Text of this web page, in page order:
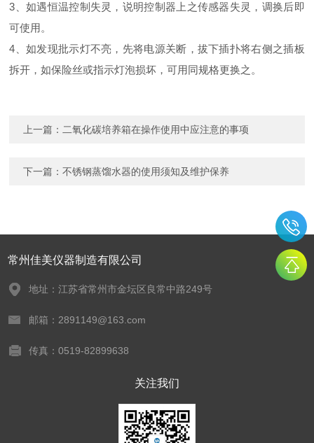
3、如遇恒温控制失灵，说明控制器上之传感器失灵，调换后即
可使用。
4、如发现批示灯不亮，先将电源关断，拔下插扑将右侧之插板
拆开，如保险丝或指示灯泡损坏，可用同规格更换之。
上一篇： 二氧化碳培养箱在操作使用中应注意的事项
下一篇：不锈钢蒸馏水器的使用须知及维护保养
常州佳美仪器制造有限公司
地址：江苏省常州市金坛区良常中路249号
邮箱：2891149@163.com
传真：0519-82899638
关注我们